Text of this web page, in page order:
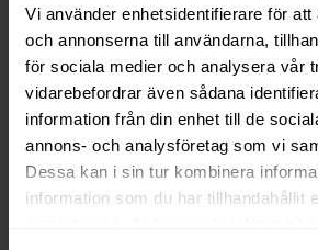
Vi använder enhetsidentifierare för att
och annonserna till användarna,
för sociala medier och analysera vår
vidarebefordrar även sådana
information från din enhet till de
annons- och analysföretag som vi
Dessa kan i sin tur kombinera
information som du har tillhandahållit